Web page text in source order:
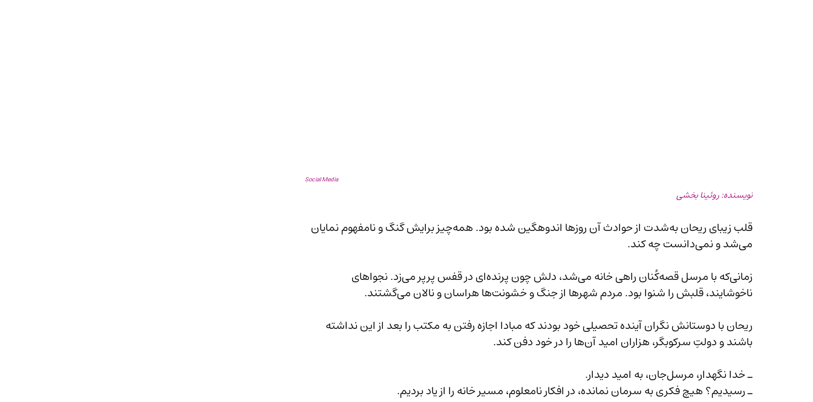
Social Media
نویسنده: روئینا بخشی
قلب زیبای ریحان به‌شدت از حوادث آن روزها اندوهگین شده بود. همه‌چیز برایش گنگ و نامفهوم نمایان
می‌شد و نمی‌دانست چه کند.
زمانی‌که با مرسل قصه‌کُنان راهی خانه می‌شد، دلش چون پرنده‌ای در قفس پرپر می‌زد. نجواهای
ناخوشایند، قلبش را شنوا بود. مردم شهرها از جنگ و خشونت‌ها هراسان و نالان می‌گشتند.
باشند و دولتِ سرکوبگر، هزاران امید آن‌ها را در خود دفن کند.
ـ خدا نگهدار، مرسل‌جان، به امید دیدار.
ـ رسیدیم؟ هیچ فکری به سرمان نمانده، در افکار نامعلوم، مسیر خانه را از یاد بردیم.